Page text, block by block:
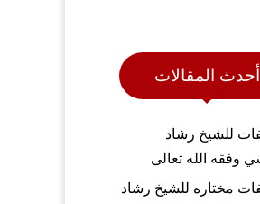
أحدث المقالات
للشيخ رشاد
وفقه الله تعالى
مختاره للشيخ رشاد